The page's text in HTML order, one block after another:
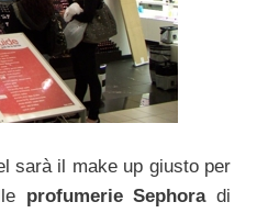
sarà il make up giusto per
profumerie Sephoradi